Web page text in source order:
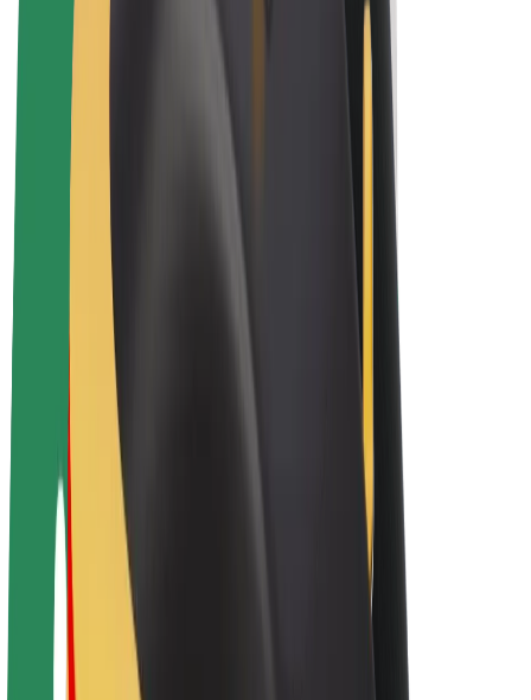
Colabora con Bolt
Ingresos de conductor/a
Ingresos de repartidor
Comercios de Bolt Food
Flotas
Franquicias
Empresa
Trabaja con nosotros
Acerca de Bolt
Sostenibilidad en Bolt
Project Zero
Blog
Sala de prensa